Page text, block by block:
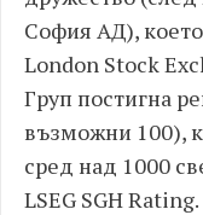
София АД), което
London Stock
Груп постигна
възможни 100),
сред над 1000
LSEG SGH Rating.